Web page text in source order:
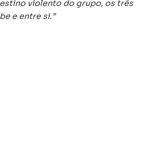
violento do grupo, os três
e entre si.”